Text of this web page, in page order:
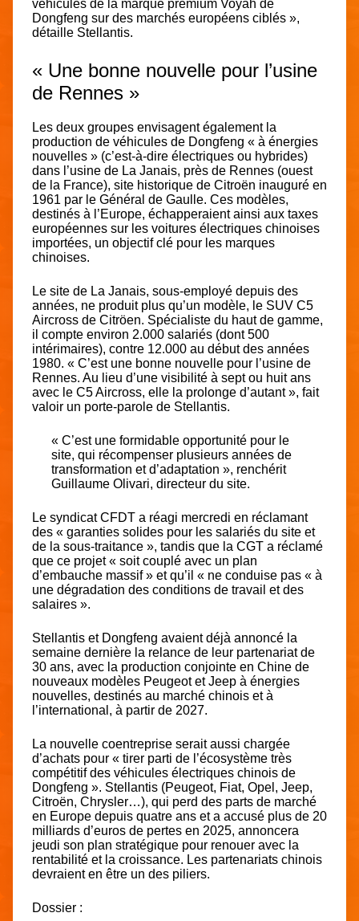
véhicules de la marque premium Voyah de
Dongfeng sur des marchés européens ciblés »,
détaille Stellantis.
« Une bonne nouvelle pour l’usine
de Rennes »
Les deux groupes envisagent également la
production de véhicules de Dongfeng « à énergies
nouvelles » (c’est-à-dire électriques ou hybrides)
dans l’usine de La Janais, près de Rennes (ouest
de la France), site historique de Citroën inauguré en
1961 par le Général de Gaulle. Ces modèles,
destinés à l’Europe, échapperaient ainsi aux taxes
européennes sur les voitures électriques chinoises
importées, un objectif clé pour les marques
chinoises.
Le site de La Janais, sous-employé depuis des
années, ne produit plus qu’un modèle, le SUV C5
Aircross de Citröen. Spécialiste du haut de gamme,
il compte environ 2.000 salariés (dont 500
intérimaires), contre 12.000 au début des années
1980. « C’est une bonne nouvelle pour l’usine de
Rennes. Au lieu d’une visibilité à sept ou huit ans
avec le C5 Aircross, elle la prolonge d’autant », fait
valoir un porte-parole de Stellantis.
« C’est une formidable opportunité pour le
site, qui récompenser plusieurs années de
transformation et d’adaptation », renchérit
Guillaume Olivari, directeur du site.
Le syndicat CFDT a réagi mercredi en réclamant
des « garanties solides pour les salariés du site et
de la sous-traitance », tandis que la CGT a réclamé
que ce projet « soit couplé avec un plan
d’embauche massif » et qu’il « ne conduise pas « à
une dégradation des conditions de travail et des
salaires ».
Stellantis et Dongfeng avaient déjà annoncé la
semaine dernière la relance de leur partenariat de
30 ans, avec la production conjointe en Chine de
nouveaux modèles Peugeot et Jeep à énergies
nouvelles, destinés au marché chinois et à
l’international, à partir de 2027.
La nouvelle coentreprise serait aussi chargée
d’achats pour « tirer parti de l’écosystème très
compétitif des véhicules électriques chinois de
Dongfeng ». Stellantis (Peugeot, Fiat, Opel, Jeep,
Citroën, Chrysler…), qui perd des parts de marché
en Europe depuis quatre ans et a accusé plus de 20
milliards d’euros de pertes en 2025, annoncera
jeudi son plan stratégique pour renouer avec la
rentabilité et la croissance. Les partenariats chinois
devraient en être un des piliers.
Dossier :